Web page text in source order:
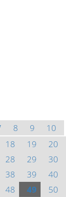
8 9
10
18 19
20
28 29
30
38 39
40
48 49
50